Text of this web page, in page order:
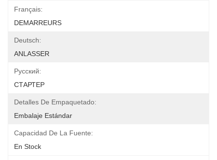
Français:
DEMARREURS
Deutsch:
ANLASSER
Pусский:
СТАРТЕР
Detalles De Empaquetado:
Embalaje Estándar
Capacidad De La Fuente:
En Stock